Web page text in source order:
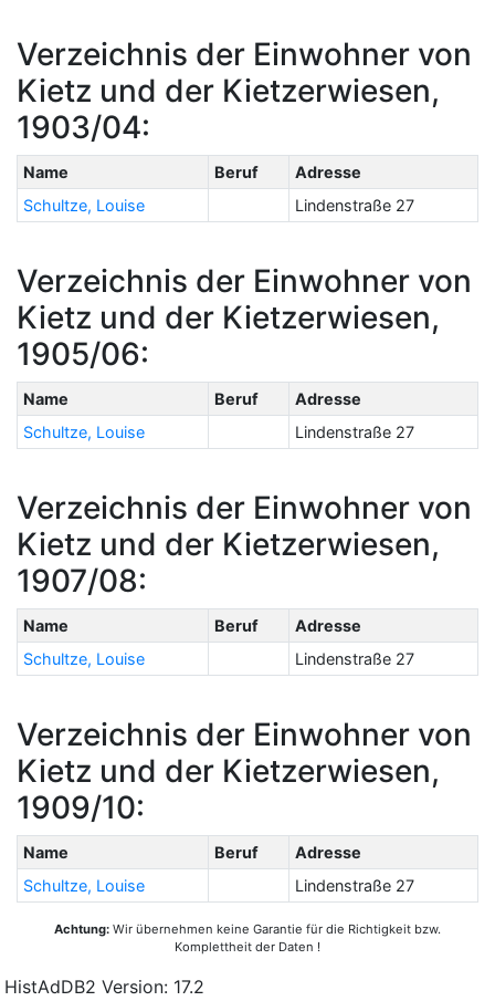
Verzeichnis der Einwohner von
Kietz und der Kietzerwiesen,
1903/04:
Name Beruf
Adresse
Schultze, Louise
Lindenstraße 27
Verzeichnis der Einwohner von
Kietz und der Kietzerwiesen,
1905/06:
Name Beruf
Adresse
Schultze, Louise
Lindenstraße 27
Verzeichnis der Einwohner von
Kietz und der Kietzerwiesen,
1907/08:
Name Beruf
Adresse
Schultze, Louise
Lindenstraße 27
Verzeichnis der Einwohner von
Kietz und der Kietzerwiesen,
1909/10:
Name Beruf
Adresse
Schultze, Louise
Lindenstraße 27
Achtung: Wir übernehmen keine Garantie für die Richtigkeit bzw.
Komplettheit der Daten !
HistAdDB2 Version: 17.2